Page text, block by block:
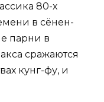
80-х
в сёнен-
парни в
сражаются
кунг-фу, и